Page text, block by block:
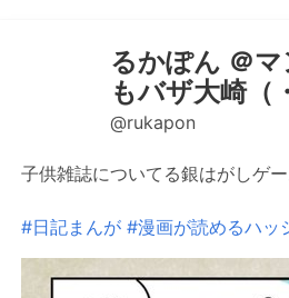
るかぽん ＠
もバザ大崎（
@rukapon
子供雑誌についてる銀はがしゲー
#日記まんが #漫画が読めるハッ